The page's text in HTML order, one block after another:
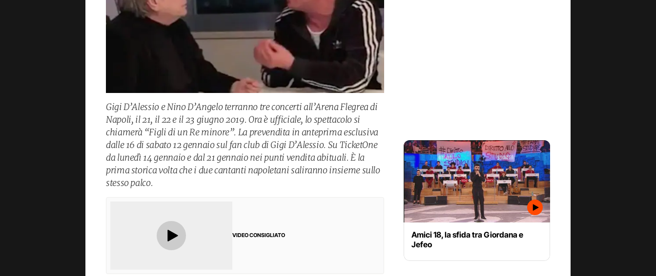
Gigi D’Alessio e Nino D’Angelo terranno tre concerti all’Arena Flegrea di
Napoli, il 21, il 22 e il 23 giugno 2019. Ora è ufficiale, lo spettacolo si
chiamerà “Figli di un Re minore”. La prevendita in anteprima esclusiva
dalle 16 di sabato 12 gennaio sul fan club di Gigi D’Alessio. Su TicketOne
da lunedì 14 gennaio e dal 21 gennaio nei punti vendita abituali. È la
prima storica volta che i due cantanti napoletani saliranno insieme sullo
stesso palco.
VIDEO CONSIGLIATO
Amici 18, la sfida tra Giordana e
Jefeo